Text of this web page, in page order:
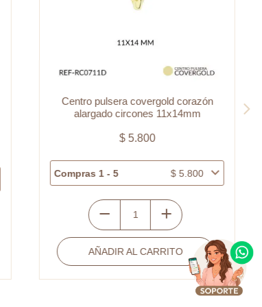
Centro pulsera covergold corazón
alargado circones 11x14mm
$5.800
Compras 1 - 5 $5.800
Centro
pulsera
covergold
AÑADIR AL CARRITO